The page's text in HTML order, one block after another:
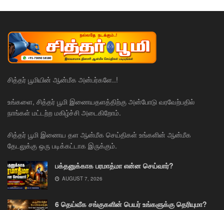
சித்தர் பூமியின் ஆன்மீக அன்பர்களே..!
உங்களை, சித்தர் பூமி இணையதளத்திற்கு அன்போடு வரவேற்பதில்
நாங்கள் மட்டற்ற மகிழ்ச்சி அடைகிறோம்.
சித்தர் பூமி இணைய தள ஆன்மீக செய்திகள் உங்களின் ஆன்மீக
தேடலுக்கு ஒரு படிக்கட்டாக இருக்கும்.
பக்தனுக்காக பரமாத்மா என்ன செய்வார்?
AUGUST 7, 2026
6 தெய்வீக சங்குகளின் பெயர் உங்களுக்கு தெரியுமா?